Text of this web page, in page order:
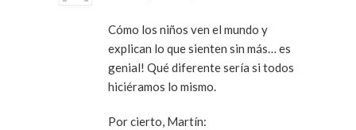
Cómo los niños ven el mundo y
explican lo que sienten sin más… es
genial! Qué diferente sería si todos
hiciéramos lo mismo.
Por cierto, Martín: